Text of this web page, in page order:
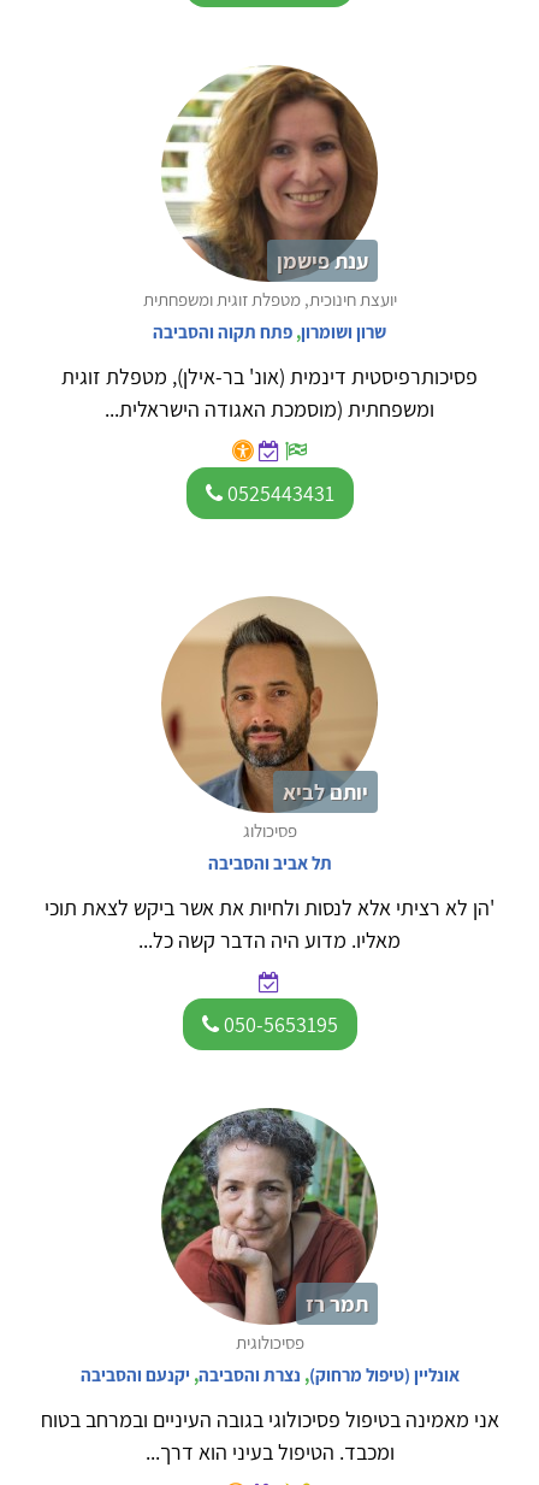
ענת פישמן
יועצת חינוכית, מטפלת זוגית ומשפחתית
שרון ושומרון, פתח תקוה והסביבה
פסיכותרפיסטית דינמית (אונ' בר-אילן), מטפלת זוגית
ומשפחתית (מוסמכת האגודה הישראלית...
0525443431
יותם לביא
פסיכולוג
תל אביב והסביבה
'הן לא רציתי אלא לנסות ולחיות את אשר ביקש לצאת תוכי
מאליו. מדוע היה הדבר קשה כל...
050-5653195
תמר רז
פסיכולוגית
אונליין (טיפול מרחוק), נצרת והסביבה, יקנעם והסביבה
אני מאמינה בטיפול פסיכולוגי בגובה העיניים ובמרחב בטוח
ומכבד. הטיפול בעיני הוא דרך...